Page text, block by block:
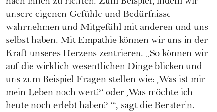
nach innen zu richten. Zum Beispiel, indem wir
unsere eigenen Gefühle und Bedürfnisse
wahrnehmen und Mitgefühl mit anderen und uns
selbst haben. Mit Empathie können wir uns in der
Kraft unseres Herzens zentrieren. „So können wir
auf die wirklich wesentlichen Dinge blicken und
uns zum Beispiel Fragen stellen wie: ‚Was ist mir
mein Leben noch wert?‘ oder ‚Was möchte ich
heute noch erlebt haben? ‘“, sagt die Beraterin.